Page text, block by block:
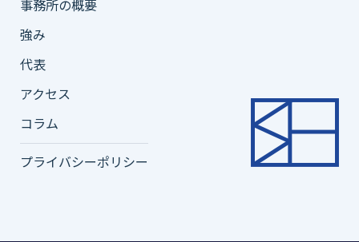
事務所の概要
強み
代表
アクセス
コラム
プライバシーポリシー